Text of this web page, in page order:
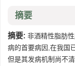
摘要
摘要: 非酒精性脂肪
病的首要病因,在我国
但是其发病机制尚不